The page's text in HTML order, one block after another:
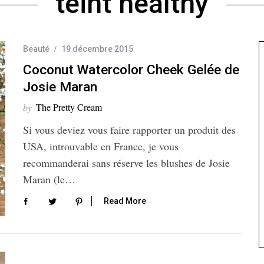
Beauté 19 décembre 2015
Coconut Watercolor Cheek Gelée de
Josie Maran
by The Pretty Cream
Si vous deviez vous faire rapporter un produit des
USA, introuvable en France, je vous
recommanderai sans réserve les blushes de Josie
Maran (le…
Read More